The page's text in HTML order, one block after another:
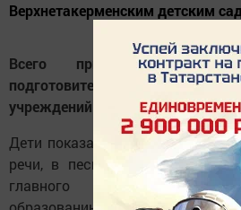
Верхнетакерменским детским
Всего приняли участие
подготовительных групп
учреждений Мензелинского
Дети показали знания
речи, в песнях и устных
главного специалиста